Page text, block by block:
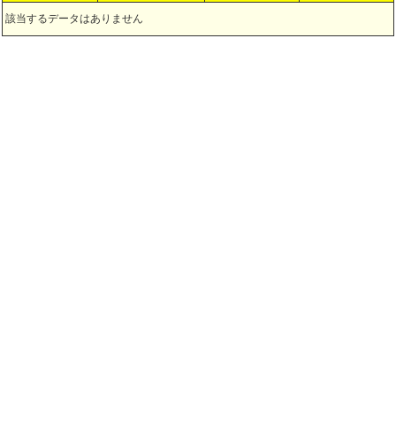
該当するデータはありません